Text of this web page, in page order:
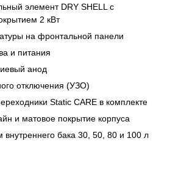
элемент DRY SHELL с
2 кВт
на фронтальной панели
и питания
анод
отключения (УЗО)
Static CARE в комплекте
и матовое покрытие корпуса
бака 30, 50, 80 и 100 л